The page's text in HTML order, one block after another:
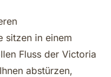
sitzen in einem
Fluss der Victoria
abstürzen,